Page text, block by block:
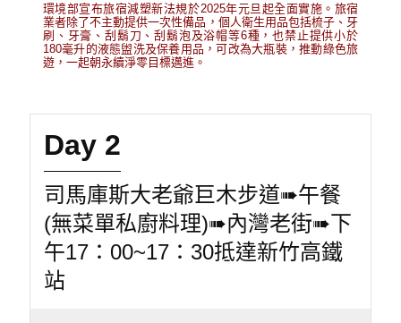
環境部宣布旅宿減塑新法規於2025年元旦起全面實施。旅宿
業者除了不主動提供一次性備品，個人衛生用品包括梳子、牙
刷、牙膏、刮鬍刀、刮鬍泡及浴帽等6種，也禁止提供小於
180毫升的液態盥洗及保養用品，可改為大瓶裝，推動綠色旅
遊，一起朝永續淨零目標邁進。
Day 2
司馬庫斯大老爺巨木步道➠午餐
(無菜單私廚料理)➠內灣老街➠下
午17：00~17：30抵達新竹高鐵
站